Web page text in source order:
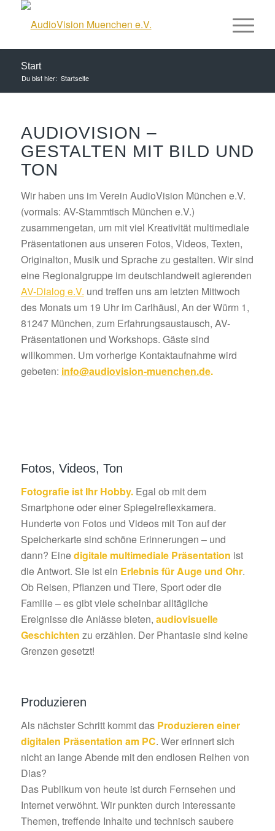
Start
Du bist hier: Startseite
AUDIOVISION –
GESTALTEN MIT BILD UND
TON
Wir haben uns im Verein AudioVision München e.V.
(vormals: AV-Stammtisch München e.V.)
zusammengetan, um mit viel Kreativität multimediale
Präsentationen aus unseren Fotos, Videos, Texten,
Originalton, Musik und Sprache zu gestalten. Wir sind
eine Regionalgruppe im deutschlandweit agierenden
AV-Dialog e.V. und treffen uns am letzten Mittwoch
des Monats um 19 Uhr im Carlhäusl, An der Würm 1,
81247 München, zum Erfahrungsaustausch, AV-
Präsentationen und Workshops. Gäste sind
willkommen. Um vorherige Kontaktaufnahme wird
gebeten: info@audiovision-muenchen.de.
Fotos, Videos, Ton
Fotografie ist Ihr Hobby.Egal ob mit dem
Smartphone oder einer Spiegelreflexkamera.
Hunderte von Fotos und Videos mit Ton auf der
Speicherkarte sind schöne Erinnerungen – und
dann? Einedigitale multimediale Präsentation ist
die Antwort. Sie ist ein Erlebnis für Auge und Ohr.
Ob Reisen, Pflanzen und Tiere, Sport oder die
Familie – es gibt viele scheinbar alltägliche
Ereignisse die Anlässe bieten, audiovisuelle
Geschichten zu erzählen. Der Phantasie sind keine
Grenzen gesetzt!
Produzieren
Als nächster Schritt kommt das Produzieren einer
digitalen Präsentation am PC. Wer erinnert sich
nicht an lange Abende mit den endlosen Reihen von
Dias?
Das Publikum von heute ist durch Fernsehen und
Internet verwöhnt. Wir punkten durch interessante
Themen, treffende Inhalte und technisch saubere